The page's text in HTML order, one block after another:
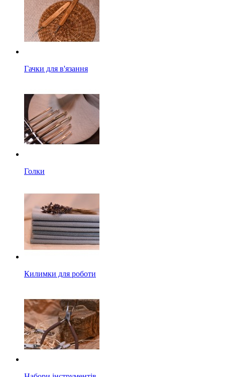
Гачки для в'язання
Голки
Килимки для роботи